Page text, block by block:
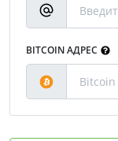
BITCOIN АДРЕС